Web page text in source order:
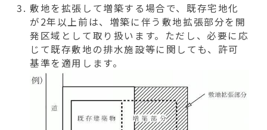
敷地を拡張して増築する場合で、既存宅地化
が2年以上前は、増築に伴う敷地拡張部分を開
発区域として取り扱います。ただし、必要に応
じて既存敷地の排水施設等に関しても、許可
基準を適用します。